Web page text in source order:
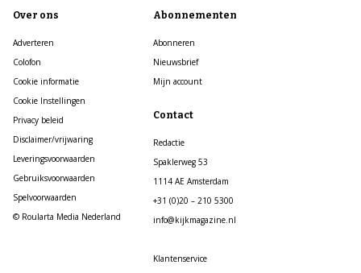
Over ons
Adverteren
Colofon
Cookie informatie
Cookie Instellingen
Privacy beleid
Disclaimer/vrijwaring
Leveringsvoorwaarden
Gebruiksvoorwaarden
Spelvoorwaarden
© Roularta Media Nederland
Abonnementen
Abonneren
Nieuwsbrief
Mijn account
Contact
Redactie
Spaklerweg 53
1114 AE Amsterdam
+31 (0)20 – 210 5300
info@kijkmagazine.nl
Klantenservice